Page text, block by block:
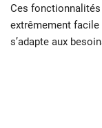
Ces
extrêmement
s’adapte aux